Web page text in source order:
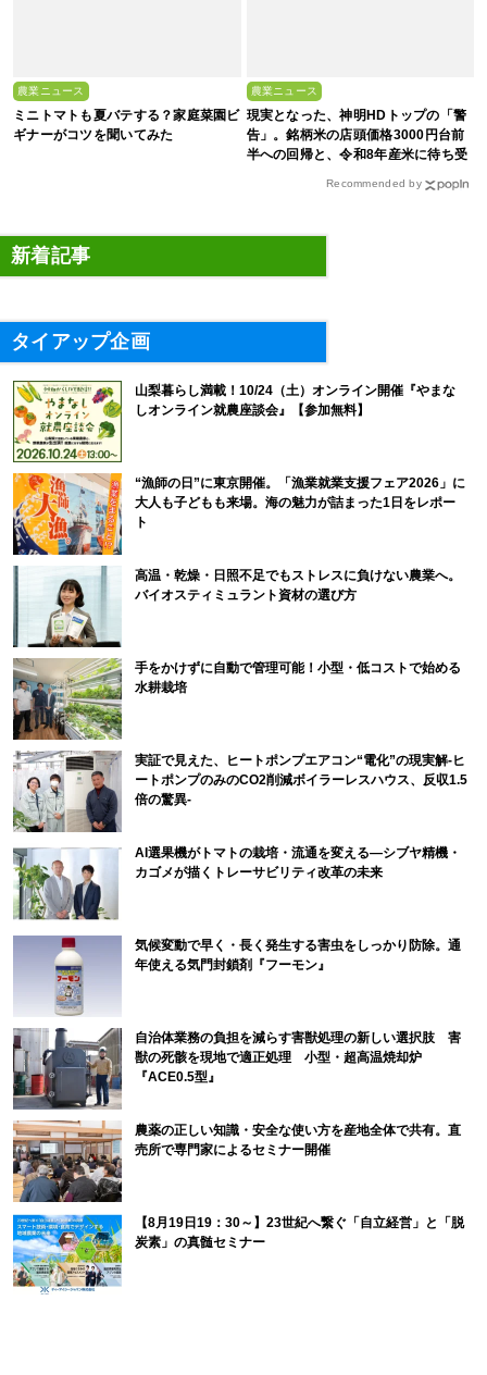
農業ニュース
ミニトマトも夏バテする？家庭菜園ビ
ギナーがコツを聞いてみた
農業ニュース
現実となった、神明HDトップの「警
告」。銘柄米の店頭価格3000円台前
半への回帰と、令和8年産米に待ち受
Recommended by
新着記事
タイアップ企画
山梨暮らし満載！10/24（土）オンライン開催『やまな
しオンライン就農座談会』【参加無料】
“漁師の日”に東京開催。「漁業就業支援フェア2026」に
大人も子どもも来場。海の魅力が詰まった1日をレポー
ト
高温・乾燥・日照不足でもストレスに負けない農業へ。
バイオスティミュラント資材の選び方
手をかけずに自動で管理可能！小型・低コストで始める
水耕栽培
実証で見えた、ヒートポンプエアコン“電化”の現実解-ヒ
ートポンプのみのCO2削減ボイラーレスハウス、反収1.5
倍の驚異-
AI選果機がトマトの栽培・流通を変える―シブヤ精機・
カゴメが描くトレーサビリティ改革の未来
気候変動で早く・長く発生する害虫をしっかり防除。通
年使える気門封鎖剤『フーモン』
自治体業務の負担を減らす害獣処理の新しい選択肢 害
獣の死骸を現地で適正処理 小型・超高温焼却炉
『ACE0.5型』
農薬の正しい知識・安全な使い方を産地全体で共有。直
売所で専門家によるセミナー開催
【8月19日19：30～】23世紀へ繋ぐ「自立経営」と「脱
炭素」の真髄セミナー